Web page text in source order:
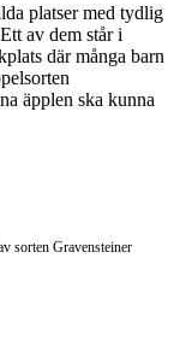
platser med tydlig
av dem står i
där många barn
äpplen ska kunna
sorten Gravensteiner